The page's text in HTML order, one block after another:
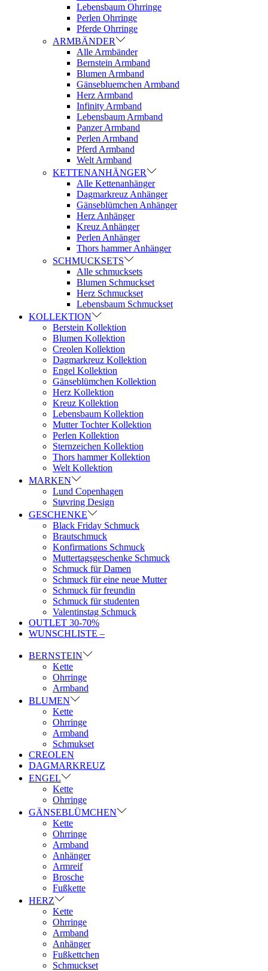
Lebensbaum Ohrringe
Perlen Ohrringe
Pferde Ohrringe
ARMBÄNDER
Alle Armbänder
Bernstein Armband
Blumen Armband
Gänsebluemchen Armband
Herz Armband
Infinity Armband
Lebensbaum Armband
Panzer Armband
Perlen Armband
Pferd Armband
Welt Armband
KETTENANHÄNGER
Alle Kettenanhänger
Dagmarkreuz Anhänger
Gänseblümchen Anhänger
Herz Anhänger
Kreuz Anhänger
Perlen Anhänger
Thors hammer Anhänger
SCHMUCKSETS
Alle schmucksets
Blumen Schmuckset
Herz Schmuckset
Lebensbaum Schmuckset
KOLLEKTION
Berstein Kollektion
Blumen Kollektion
Creolen Kollektion
Dagmarkreuz Kollektion
Engel Kollektion
Gänseblümchen Kollektion
Herz Kollektion
Kreuz Kollektion
Lebensbaum Kollektion
Mutter Tochter Kollektion
Perlen Kollektion
Sternzeichen Kollektion
Thors hammer Kollektion
Welt Kollektion
MARKEN
Lund Copenhagen
Støvring Design
GESCHENKE
Black Friday Schmuck
Brautschmuck
Konfirmations Schmuck
Muttertagsgeschenke Schmuck
Schmuck für Damen
Schmuck für eine neue Mutter
Schmuck für freundin
Schmuck für studenten
Valentinstag Schmuck
OUTLET 30-70%
WUNSCHLISTE –
BERNSTEIN
Kette
Ohrringe
Armband
BLUMEN
Kette
Ohrringe
Armband
Schmukset
CREOLEN
DAGMARKREUZ
ENGEL
Kette
Ohrringe
GÄNSEBLÜMCHEN
Kette
Ohrringe
Armband
Anhänger
Armreif
Brosche
Fußkette
HERZ
Kette
Ohrringe
Armband
Anhänger
Fußkettchen
Schmuckset